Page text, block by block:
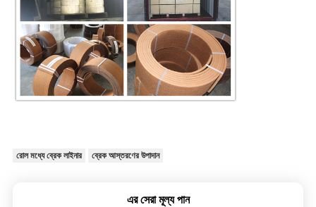
রোল মধ্যে ব্রেক লাইনার ব্রেক আস্তরণের উপাদান
এর সেরা মূল্য পান